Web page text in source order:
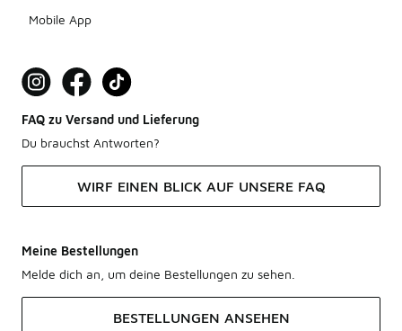
Mobile App
FAQ zu Versand und Lieferung
Du brauchst Antworten?
WIRF EINEN BLICK AUF UNSERE FAQ
Meine Bestellungen
Melde dich an, um deine Bestellungen zu sehen.
BESTELLUNGEN ANSEHEN